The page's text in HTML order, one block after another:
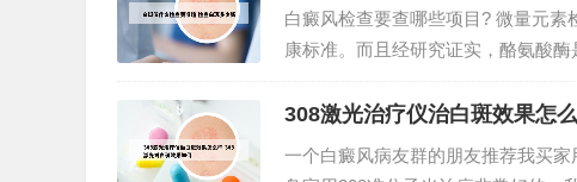
白癜风检查要查哪些项目? 微量元
康标准。而且经研究证实，酪氨酸
损害程度。一般到医院确诊白癜风
检查项目，伍德灯检查，诊断是否是
308激光治疗仪治白斑效果怎
一个白癜风病友群的朋友推荐我买